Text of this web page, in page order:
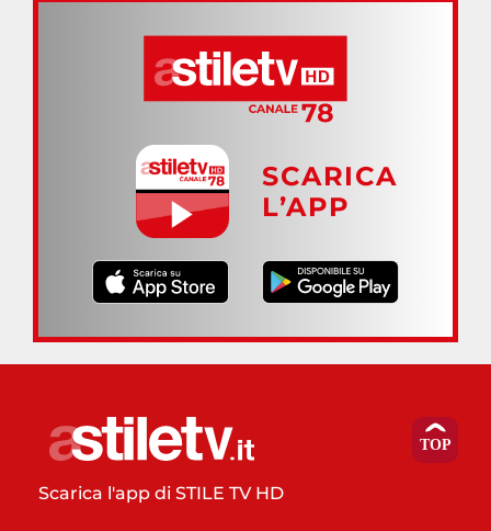
SCARICA
L’APP
Scarica l'app di STILE TV HD